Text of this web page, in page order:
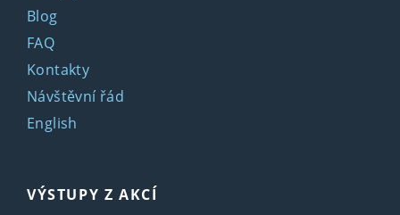
Blog
FAQ
Kontakty
Návštěvní řád
English
VÝSTUPY Z AKCÍ